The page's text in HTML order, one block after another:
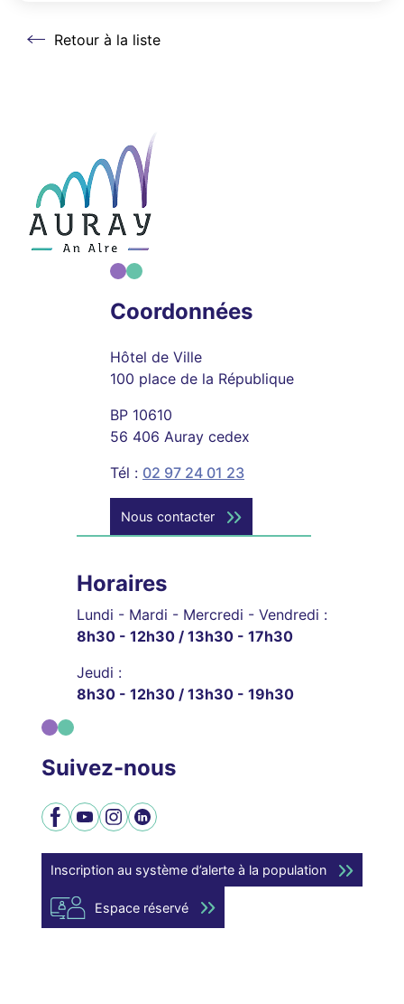
Retour à la liste
Retour à la liste
Coordonnées
Hôtel de Ville
100 place de la République
BP 10610
56 406 Auray cedex
Tél : 02 97 24 01 23
Nous contacter
Horaires
Lundi - Mardi - Mercredi - Vendredi :
8h30 - 12h30 / 13h30 - 17h30
Jeudi :
8h30 - 12h30 / 13h30 - 19h30
Suivez-nous
Facebook
YouTubeInstagram
LinkedIn
Inscription au système d’alerte à la population
Espace réservé